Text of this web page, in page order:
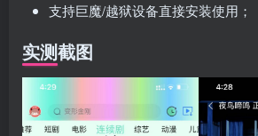
支持巨魔/越狱设备直接安装使用；
实测截图